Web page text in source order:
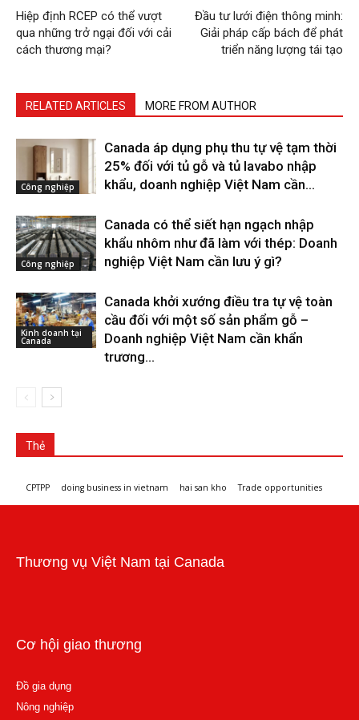
Hiệp định RCEP có thể vượt
qua những trở ngại đối với cải
cách thương mại?
Đầu tư lưới điện thông minh:
Giải pháp cấp bách để phát
triển năng lượng tái tạo
RELATED ARTICLES MORE FROM AUTHOR
Công nghiệp
Canada áp dụng phụ thu tự vệ tạm thời
25% đối với tủ gỗ và tủ lavabo nhập
khẩu, doanh nghiệp Việt Nam cần...
Công nghiệp
Canada có thể siết hạn ngạch nhập
khẩu nhôm như đã làm với thép: Doanh
nghiệp Việt Nam cần lưu ý gì?
Kinh doanh tại
Canada
Canada khởi xướng điều tra tự vệ toàn
cầu đối với một số sản phẩm gỗ –
Doanh nghiệp Việt Nam cần khẩn
trương...
Thẻ
CPTPP doing business in vietnam hai san kho Trade opportunities
Thương vụ Việt Nam tại Canada
Cơ hội giao thương
Đồ gia dụng
Nông nghiệp